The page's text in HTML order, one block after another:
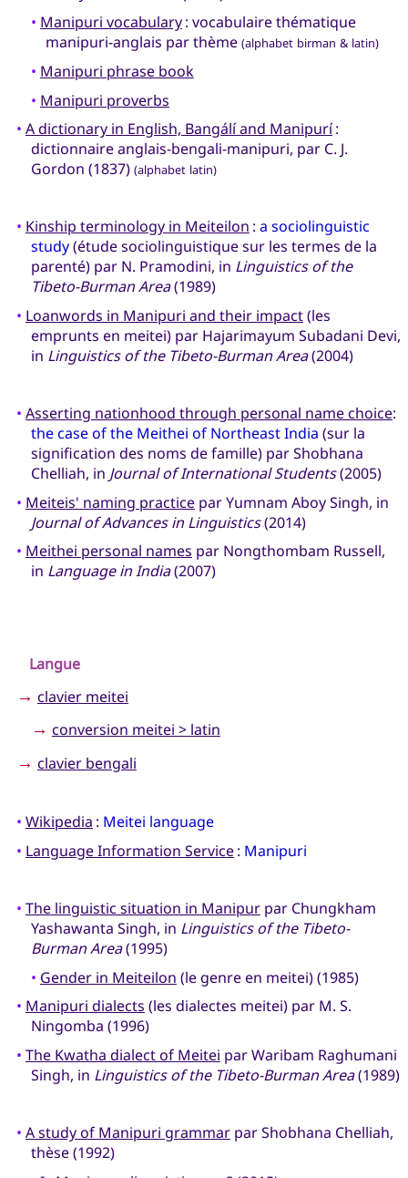
• Manipuri vocabulary: vocabulaire thématique
manipuri-anglais par thème (alphabet birman & latin)
• Manipuri phrase book
• Manipuri proverbs
• A dictionary in English, Bangálí and Manipurí:
dictionnaire anglais-bengali-manipuri, par C. J.
Gordon (1837) (alphabet latin)
• Kinship terminology in Meiteilon : a sociolinguistic
study(étude sociolinguistique sur les termes de la
parenté) par N. Pramodini, in Linguistics of the
Tibeto-Burman Area(1989)
• Loanwords in Manipuri and their impact(les
emprunts en meitei) par Hajarimayum Subadani Devi,
in Linguistics of the Tibeto-Burman Area(2004)
• Asserting nationhood through personal name choice:
the case of the Meithei of Northeast India (sur la
signification des noms de famille) par Shobhana
Chelliah, in Journal of International Students(2005)
• Meiteis' naming practicepar Yumnam Aboy Singh, in
Journal of Advances in Linguistics(2014)
• Meithei personal names par Nongthombam Russell,
in Language in India(2007)
Langue
→ clavier meitei
→ conversion meitei > latin
→ clavier bengali
• Wikipedia : Meitei language
• Language Information Service: Manipuri
• The linguistic situation in Manipurpar Chungkham
Yashawanta Singh, in Linguistics of the Tibeto-
Burman Area(1995)
• Gender in Meiteilon (le genre en meitei) (1985)
• Manipuri dialects (les dialectes meitei) par M. S.
Ningomba (1996)
• The Kwatha dialect of Meitei par Waribam Raghumani
Singh, in Linguistics of the Tibeto-Burman Area(1989)
• A study of Manipuri grammarpar Shobhana Chelliah,
thèse (1992)